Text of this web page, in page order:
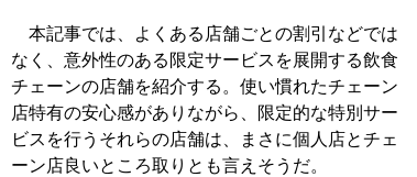
本記事では、よくある店舗ごとの割引などでは
なく、意外性のある限定サービスを展開する飲食
チェーンの店舗を紹介する。使い慣れたチェーン
店特有の安心感がありながら、限定的な特別サー
ビスを行うそれらの店舗は、まさに個人店とチェ
ーン店良いところ取りとも言えそうだ。